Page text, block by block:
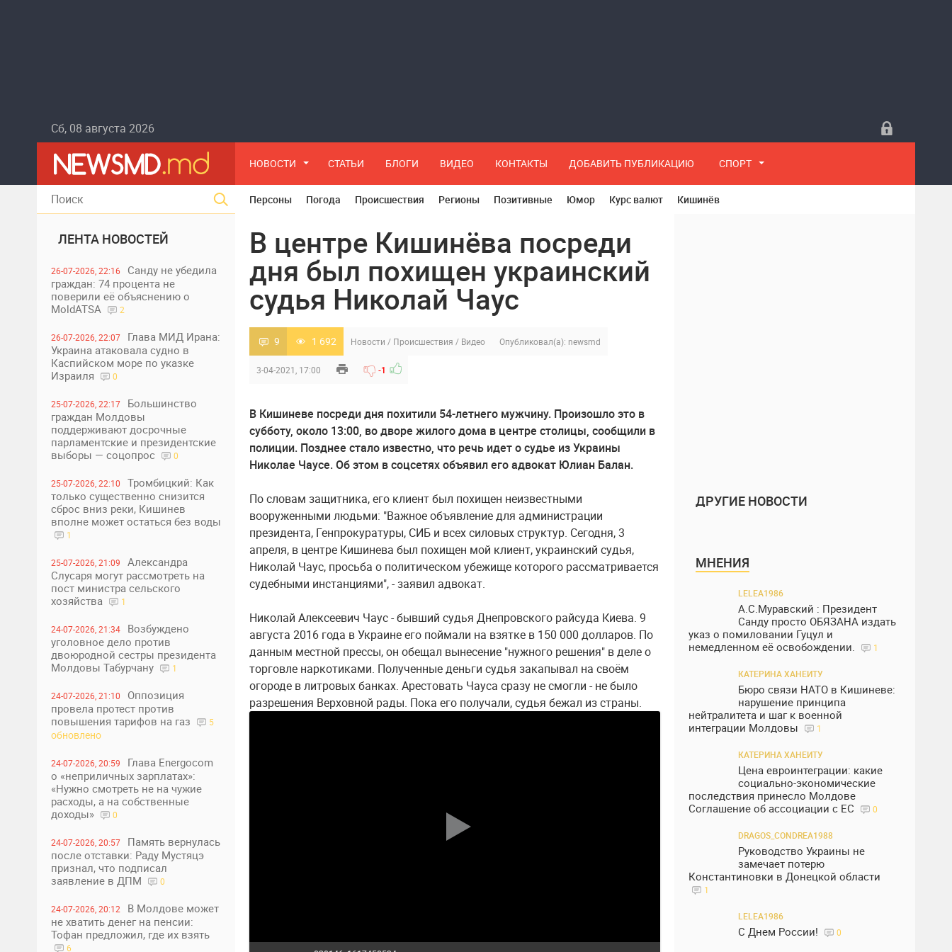
Сб, 08 августа 2026
НОВОСТИ СТАТЬИ БЛОГИ ВИДЕО КОНТАКТЫ ДОБАВИТЬ ПУБЛИКАЦИЮ СПОРТ
ЛЕНТА НОВОСТЕЙ
26-07-2026, 22:16
Санду не убедила
граждан: 74 процента не
поверили её объяснению о
MoldATSA
2
26-07-2026, 22:07
Глава МИД Ирана:
Украина атаковала судно в
Каспийском море по указке
Израиля
0
25-07-2026, 22:17
Большинство
граждан Молдовы
поддерживают досрочные
парламентские и президентские
выборы — соцопрос
0
25-07-2026, 22:10
Тромбицкий: Как
только существенно снизится
сброс вниз реки, Кишинев
вполне может остаться без воды
1
25-07-2026, 21:09
Александра
Слусаря могут рассмотреть на
пост министра сельского
хозяйства
1
24-07-2026, 21:34
Возбуждено
уголовное дело против
двоюродной сестры президента
Молдовы Табурчану
1
24-07-2026, 21:10
Оппозиция
провела протест против
повышения тарифов на газ
5
обновлено
24-07-2026, 20:59
Глава Energocom
о «неприличных зарплатах»:
«Нужно смотреть не на чужие
расходы, а на собственные
доходы»
0
24-07-2026, 20:57
Память вернулась
после отставки: Раду Мустяцэ
признал, что подписал
заявление в ДПМ
0
24-07-2026, 20:12
В Молдове может
не хватить денег на пенсии:
Тофан предложил, где их взять
6
Персоны Погода Происшествия Регионы Позитивные Юмор Курс валют Кишинёв
В центре Кишинёва посреди
дня был похищен украинский
судья Николай Чаус
9 1 692 Новости / Происшествия / Видео Опубликовал(а): newsmd
3-04-2021, 17:00 -1
В Кишиневе посреди дня похитили 54-летнего мужчину. Произошло это в
субботу, около 13:00, во дворе жилого дома в центре столицы, сообщили в
полиции. Позднее стало известно, что речь идет о судье из Украины
Николае Чаусе. Об этом в соцсетях объявил его адвокат Юлиан Балан.
По словам защитника, его клиент был похищен неизвестными
вооруженными людьми: "Важное объявление для администрации
президента, Генпрокуратуры, СИБ и всех силовых структур. Сегодня, 3
апреля, в центре Кишинева был похищен мой клиент, украинский судья,
Николай Чаус, просьба о политическом убежище которого рассматривается
судебными инстанциями", - заявил адвокат.
Николай Алексеевич Чаус - бывший судья Днепровского райсуда Киева. 9
августа 2016 года в Украине его поймали на взятке в 150 000 долларов. По
данным местной прессы, он обещал вынесение "нужного решения" в деле о
торговле наркотиками. Полученные деньги судья закапывал на своём
огороде в литровых банках. Арестовать Чауса сразу не смогли - не было
разрешения Верховной рады. Пока его получали, судья бежал из страны.
ДРУГИЕ НОВОСТИ
МНЕНИЯ
LELEA1986
А.С.Муравский : Президент
Санду просто ОБЯЗАНА издать
указ о помиловании Гуцул и
немедленном её освобождении.
1
КАТЕРИНА ХАНЕИТУ
Бюро связи НАТО в Кишиневе:
нарушение принципа
нейтралитета и шаг к военной
интеграции Молдовы
1
КАТЕРИНА ХАНЕИТУ
Цена евроинтеграции: какие
социально-экономические
последствия принесло Молдове
Соглашение об ассоциации с ЕС
0
DRAGOS_CONDREA1988
Руководство Украины не
замечает потерю
Константиновки в Донецкой области
1
LELEA1986
С Днем России! 0